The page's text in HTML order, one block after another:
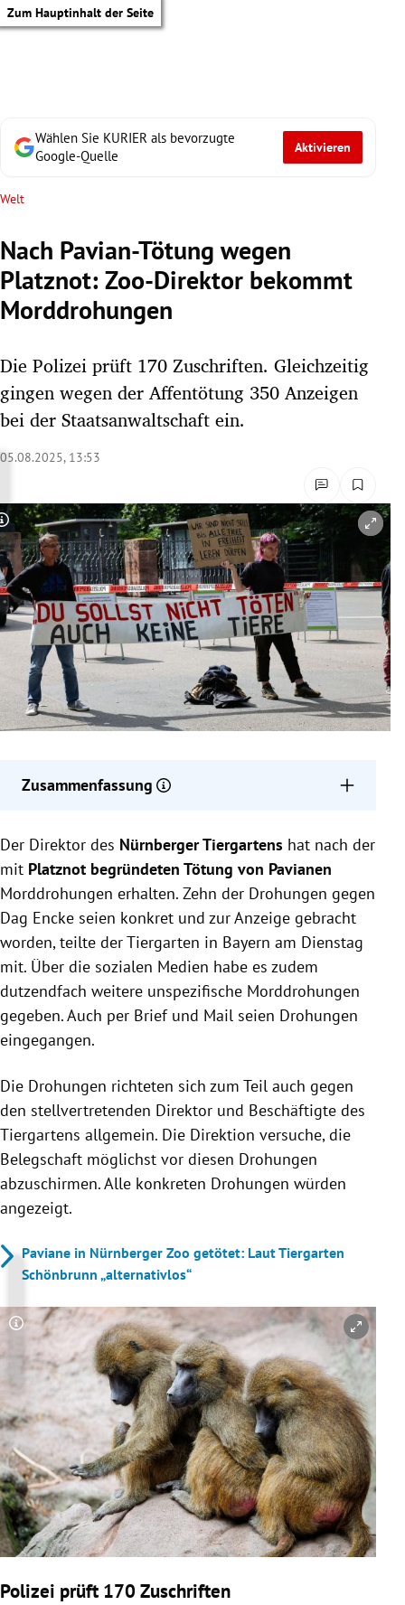
Zum Hauptinhalt der Seite
Untermenü
Untermenü
Untermenü
Untermenü
Untermenü
Untermenü
Untermenü
Untermenü
Wählen Sie KURIER als bevorzugte
Google-Quelle
Aktivieren
Welt
Nach Pavian-Tötung wegen
Platznot: Zoo-Direktor bekommt
Morddrohungen
Die Polizei prüft 170 Zuschriften. Gleichzeitig
gingen wegen der Affentötung 350 Anzeigen
bei der Staatsanwaltschaft ein.
05.08.2025, 13:53
Copyright-Hinweis öffnen/schließen
Zusammenfassung
Tiergarten erhielt der Direktor Morddrohungen, von
denen zehn konkret angezeigt wurden.
Die Polizei prüft rund 170 Zuschriften auf
strafrechtliche Relevanz, während
Tierschutzaktivisten Proteste und Strafanzeigen
gegen den Zoo einleiteten.
Bei der Staatsanwaltschaft gingen etwa 350
Anzeigen wegen der Affentötung ein; geprüft wird,
ob ein vernünftiger Grund gemäß Tierschutzgesetz
vorlag.
Der Direktor des Nürnberger Tiergartens hat nach der
mit Platznot begründeten Tötung von Pavianen
Morddrohungen erhalten. Zehn der Drohungen gegen
Dag Encke seien konkret und zur Anzeige gebracht
worden, teilte der Tiergarten in Bayern am Dienstag
mit. Über die sozialen Medien habe es zudem
dutzendfach weitere unspezifische Morddrohungen
gegeben. Auch per Brief und Mail seien Drohungen
eingegangen.
Die Drohungen richteten sich zum Teil auch gegen
den stellvertretenden Direktor und Beschäftigte des
Tiergartens allgemein. Die Direktion versuche, die
Belegschaft möglichst vor diesen Drohungen
abzuschirmen. Alle konkreten Drohungen würden
angezeigt.
Paviane in Nürnberger Zoo getötet: Laut Tiergarten
Schönbrunn „alternativlos“
Copyright-Hinweis öffnen/schließen
Polizei prüft 170 Zuschriften